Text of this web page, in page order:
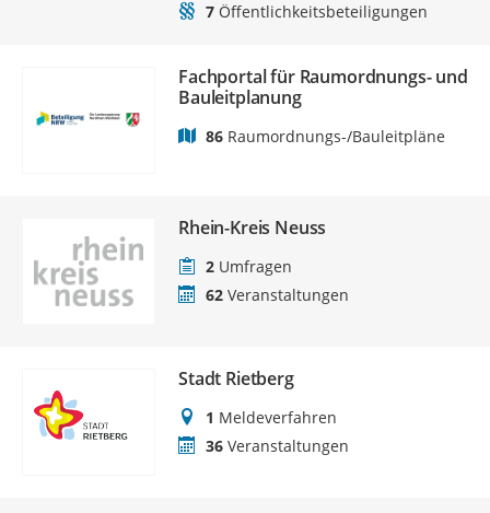
7 Öffentlichkeitsbeteiligungen
Fachportal für Raumordnungs- und
Bauleitplanung
86 Raumordnungs-/Bauleitpläne
Rhein-Kreis Neuss
2 Umfragen
62 Veranstaltungen
Stadt Rietberg
1 Meldeverfahren
36 Veranstaltungen